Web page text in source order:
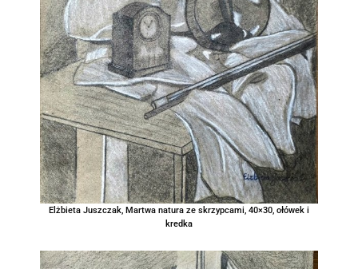
Elżbieta Juszczak, Martwa natura ze skrzypcami, 40×30, ołówek i
kredka